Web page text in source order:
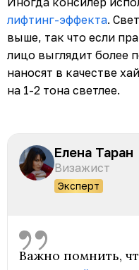
лифтинг-эффекта.
выше, так что если
лицо выглядит более
наносят в качестве
на 1-2 тона светлее.
Елена Таран
Визажист
Эксперт
Важно помнить,